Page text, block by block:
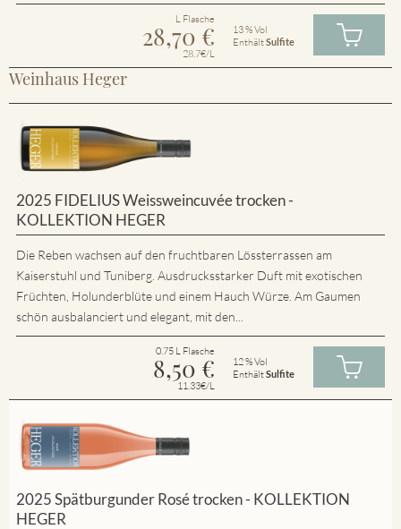
L Flasche
28,70 €
28.7€/L
13 % Vol
EnthältSulfite
Weinhaus Heger
2025 FIDELIUS Weissweincuvée trocken -
KOLLEKTION HEGER
Die Reben wachsen auf den fruchtbaren Lössterrassen am
Kaiserstuhl und Tuniberg. Ausdrucksstarker Duft mit exotischen
Früchten, Holunderblüte und einem Hauch Würze. Am Gaumen
schön ausbalanciert und elegant, mit den...
0.75 L Flasche
8,50 €
11.33€/L
12 % Vol
EnthältSulfite
2025 Spätburgunder Rosé trocken - KOLLEKTION
HEGER